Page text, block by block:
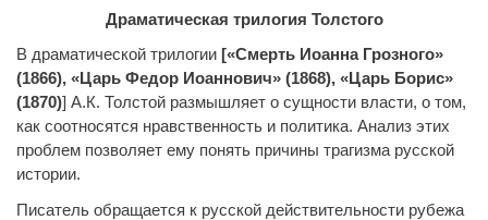
Драматическая трилогия Толстого
В драматической трилогии [«Смерть Иоанна Грозного»
(1866), «Царь Федор Иоаннович» (1868), «Царь Борис»
(1870)] А.К. Толстой размышляет о сущности власти, о том,
как соотносятся нравственность и политика. Анализ этих
проблем позволяет ему понять причины трагизма русской
истории.
Писатель обращается к русской действительности рубежа